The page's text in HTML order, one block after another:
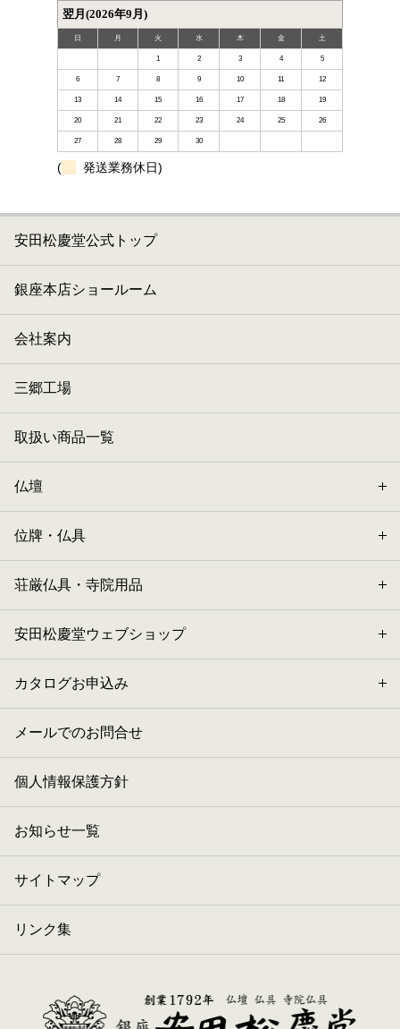
翌月(2026年9月)
日 月 火 水 木 金 土
1 2 3 4 5
6 7 8 9 10 11 12
13 14 15 16 17 18 19
20 21 22 23 24 25 26
27 28 29 30
( 発送業務休日)
安田松慶堂公式トップ
銀座本店ショールーム
会社案内
三郷工場
取扱い商品一覧
仏壇
位牌・仏具
荘厳仏具・寺院用品
安田松慶堂ウェブショップ
カタログお申込み
メールでのお問合せ
個人情報保護方針
お知らせ一覧
サイトマップ
リンク集